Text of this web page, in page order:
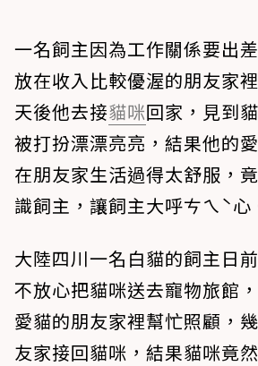
一名飼主因為工作關係要出
放在收入比較優渥的朋友家
天後他去接貓咪回家，見到
被打扮漂漂亮亮，結果他的
在朋友家生活過得太舒服，
識飼主，讓飼主大呼ㄘㄟˋ心
大陸四川一名白貓的飼主日
不放心把貓咪送去寵物旅館
愛貓的朋友家裡幫忙照顧，
友家接回貓咪，結果貓咪竟